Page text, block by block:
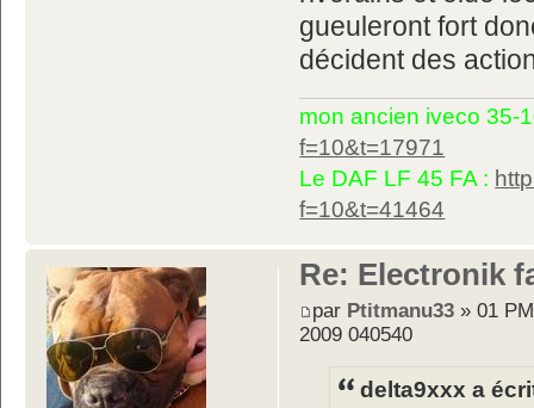
gueuleront fort
décident des
mon ancien iveco 35-
f=10&t=17971
Le DAF LF 45 FA :
f=10&t=41464
Re: Electronik
par Ptitmanu33 » 01
2009 040540
delta9xxx a